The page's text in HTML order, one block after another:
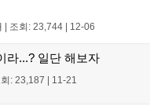
| 조회: 23,744 | 12-06
라...? 일단 해보자
: 23,187 | 11-21